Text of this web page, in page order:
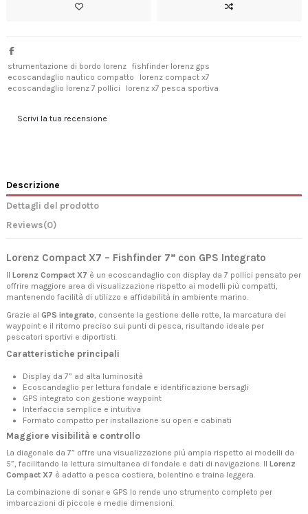
strumentazione di bordo lorenz fishfinder lorenz gps
ecoscandaglio nautico compatto
lorenz compact x7
ecoscandaglio lorenz 7 pollici
lorenz x7 pesca sportiva
Scrivi la tua recensione
Descrizione
Dettagli del prodotto
Reviews(0)
Lorenz Compact X7 – Fishfinder 7” con GPS Integrato
Il Lorenz Compact X7 è un ecoscandaglio con display da 7 pollici pensato per
offrire maggiore area di visualizzazione rispetto ai modelli più compatti,
mantenendo facilità di utilizzo e affidabilità in ambiente marino.
Grazie al GPS integrato , consente la gestione delle rotte, la marcatura dei
waypoint e il ritorno preciso sui punti di pesca, risultando ideale per
pescatori sportivi e diportisti.
Caratteristiche principali
Display da 7” ad alta luminosità
Ecoscandaglio per lettura fondale e identificazione bersagli
GPS integrato con gestione waypoint
Interfaccia semplice e intuitiva
Formato compatto per installazione su open e cabinati
Maggiore visibilità e controllo
La diagonale da 7” offre una visualizzazione più ampia rispetto ai modelli da
5”, facilitando la lettura simultanea di fondale e dati di navigazione. Il Lorenz
Compact X7 è adatto a pesca costiera, bolentino e traina leggera.
La combinazione di sonar e GPS lo rende uno strumento completo per
imbarcazioni di piccole e medie dimensioni.